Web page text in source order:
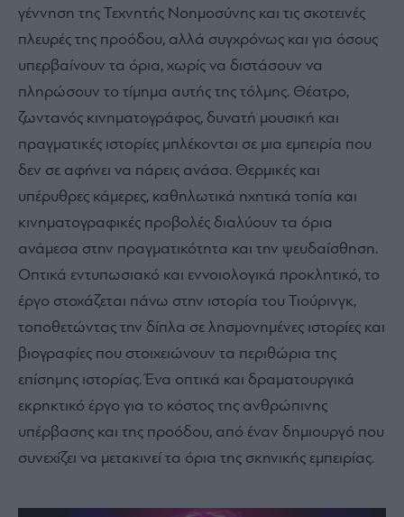
γέννηση της Τεχνητής Νοημοσύνης και τις σκοτεινές
πλευρές της προόδου, αλλά συγχρόνως και για όσους
υπερβαίνουν τα όρια, χωρίς να διστάσουν να
πληρώσουν το τίμημα αυτής της τόλμης. Θέατρο,
ζωντανός κινηματογράφος, δυνατή μουσική και
πραγματικές ιστορίες μπλέκονται σε μια εμπειρία που
δεν σε αφήνει να πάρεις ανάσα. Θερμικές και
υπέρυθρες κάμερες, καθηλωτικά ηχητικά τοπία και
κινηματογραφικές προβολές διαλύουν τα όρια
ανάμεσα στην πραγματικότητα και την ψευδαίσθηση.
Οπτικά εντυπωσιακό και εννοιολογικά προκλητικό, το
έργο στοχάζεται πάνω στην ιστορία του Τιούρινγκ,
τοποθετώντας την δίπλα σε λησμονημένες ιστορίες και
βιογραφίες που στοιχειώνουν τα περιθώρια της
επίσημης ιστορίας. Ένα οπτικά και δραματουργικά
εκρηκτικό έργο για το κόστος της ανθρώπινης
υπέρβασης και της προόδου, από έναν δημιουργό που
συνεχίζει να μετακινεί τα όρια της σκηνικής εμπειρίας.